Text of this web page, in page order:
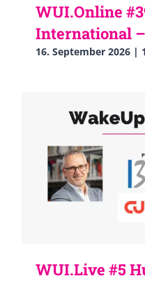
WUI.Online
International
16. September 2026 |
WUI.Live #5